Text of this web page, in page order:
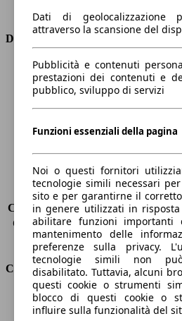
Dimensioni
Lunghezza
Altezza
1560
Larghezza
Peso massimo
1656
Sedili
5
Carico sul tetto
-
Capacità di traino (senza freni) -
Capacità di traino (con freni)
Volume del bagagliaio
350 l
Consumi
Emissioni di CO2*
103 g/km
Consumo (urbano)
5.3 l/100km
Dati di geolocalizzazione
attraverso la scansione del
Pubblicità e contenuti
prestazioni dei contenuti e
pubblico, sviluppo di servizi
Funzioni essenziali della pagina
Noi o questi fornitori
tecnologie simili necessari
sito e per garantirne il
in genere utilizzati in
abilitare funzioni importanti
mantenimento delle
preferenze sulla privacy.
tecnologie simili non
disabilitato. Tuttavia, alcuni
questi cookie o strumenti
blocco di questi cookie o
influire sulla funzionalità del